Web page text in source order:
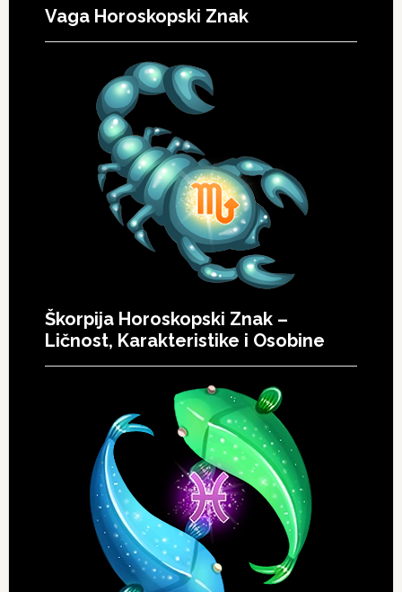
Vaga Horoskopski Znak
Škorpija Horoskopski Znak –
Ličnost, Karakteristike i Osobine